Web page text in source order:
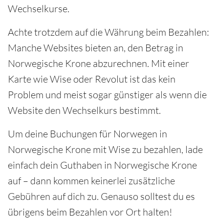
Wechselkurse.
Achte trotzdem auf die Währung beim Bezahlen:
Manche Websites bieten an, den Betrag in
Norwegische Krone abzurechnen. Mit einer
Karte wie Wise oder Revolut ist das kein
Problem und meist sogar günstiger als wenn die
Website den Wechselkurs bestimmt.
Um deine Buchungen für Norwegen in
Norwegische Krone mit Wise zu bezahlen, lade
einfach dein Guthaben in Norwegische Krone
auf – dann kommen keinerlei zusätzliche
Gebühren auf dich zu. Genauso solltest du es
übrigens beim Bezahlen vor Ort halten!